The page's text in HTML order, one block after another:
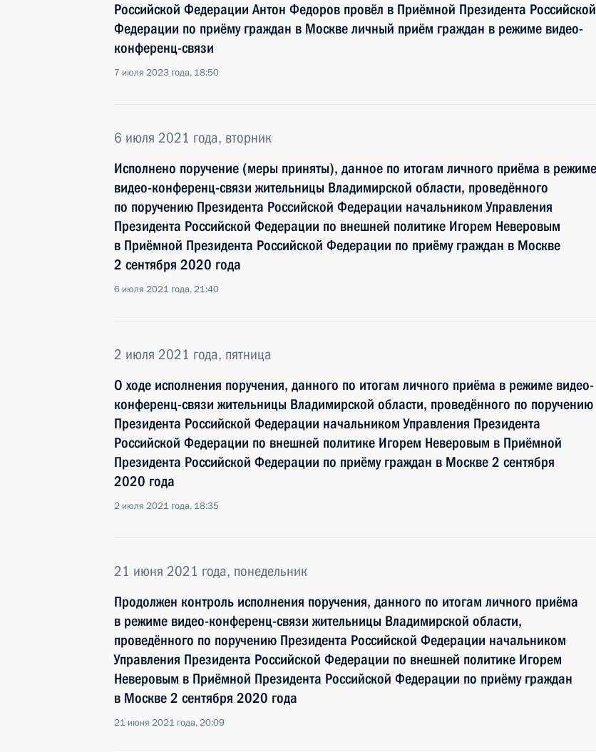
Российской Федерации Антон Федоров провёл в Приёмной Президента Российской
Федерации по приёму граждан в Москве личный приём граждан в режиме видео-
конференц-связи
7 июля 2023 года, 18:50
6 июля 2021 года, вторник
Исполнено поручение (меры приняты), данное по итогам личного приёма в режиме
видео-конференц-связи жительницы Владимирской области, проведённого
по поручению Президента Российской Федерации начальником Управления
Президента Российской Федерации по внешней политике Игорем Неверовым
в Приёмной Президента Российской Федерации по приёму граждан в Москве
2 сентября 2020 года
6 июля 2021 года, 21:40
2 июля 2021 года, пятница
О ходе исполнения поручения, данного по итогам личного приёма в режиме видео-
конференц-связи жительницы Владимирской области, проведённого по поручению
Президента Российской Федерации начальником Управления Президента
Российской Федерации по внешней политике Игорем Неверовым в Приёмной
Президента Российской Федерации по приёму граждан в Москве 2 сентября
2020 года
2 июля 2021 года, 18:35
21 июня 2021 года, понедельник
Продолжен контроль исполнения поручения, данного по итогам личного приёма
в режиме видео-конференц-связи жительницы Владимирской области,
проведённого по поручению Президента Российской Федерации начальником
Управления Президента Российской Федерации по внешней политике Игорем
Неверовым в Приёмной Президента Российской Федерации по приёму граждан
в Москве 2 сентября 2020 года
21 июня 2021 года, 20:09